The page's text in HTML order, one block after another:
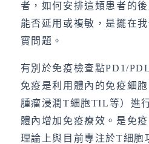
者，如何安排這類患者的
能否延用或複敏，是擺在
實問題。
有別於免疫檢查點PD1/
免疫是利用體內的免疫細
腫瘤浸潤T細胞TIL等）進
體內增加免疫療效。是免
理論上與目前專注於T細胞